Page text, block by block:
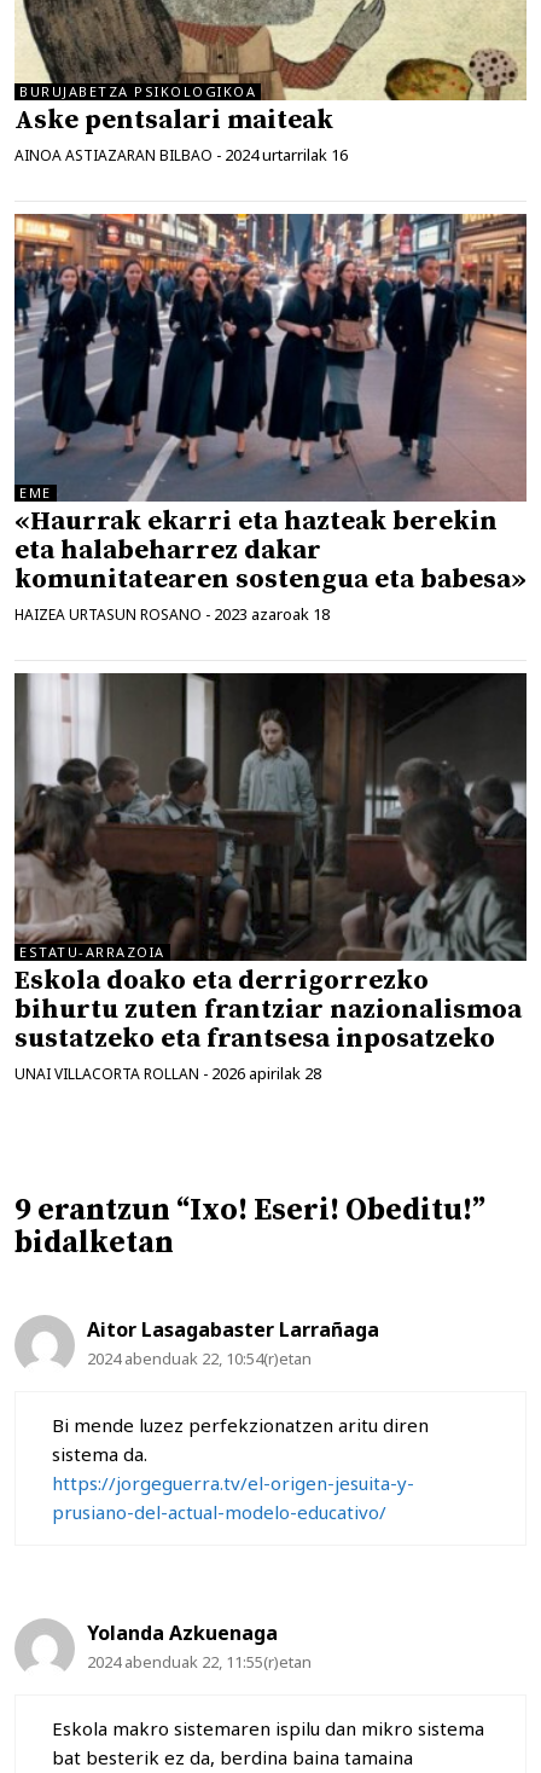
BURUJABETZA PSIKOLOGIKOA
Aske pentsalari maiteak
AINOA ASTIAZARAN BILBAO - 2024 urtarrilak 16
EME
«Haurrak ekarri eta hazteak berekin
eta halabeharrez dakar
komunitatearen sostengua eta babesa»
HAIZEA URTASUN ROSANO - 2023 azaroak 18
ESTATU-ARRAZOIA
Eskola doako eta derrigorrezko
bihurtu zuten frantziar nazionalismoa
sustatzeko eta frantsesa inposatzeko
UNAI VILLACORTA ROLLAN - 2026 apirilak 28
9 erantzun “Ixo! Eseri! Obeditu!”
bidalketan
Aitor Lasagabaster Larrañaga
2024 abenduak 22, 10:54(r)etan
Bi mende luzez perfekzionatzen aritu diren
sistema da.
https://jorgeguerra.tv/el-origen-jesuita-y-
prusiano-del-actual-modelo-educativo/
Yolanda Azkuenaga
2024 abenduak 22, 11:55(r)etan
Eskola makro sistemaren ispilu dan mikro sistema
bat besterik ez da, berdina baina tamaina